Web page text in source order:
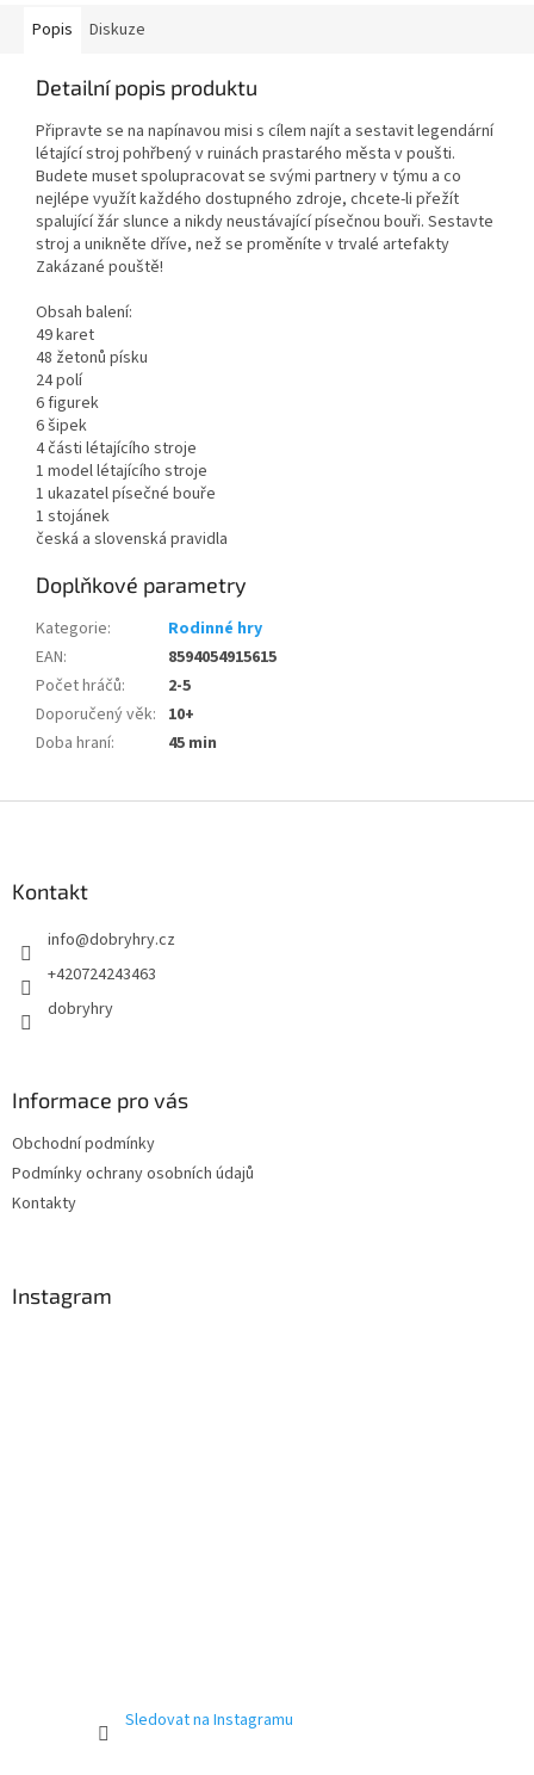
Popis Diskuze
Detailní popis produktu
Připravte se na napínavou misi s cílem najít a sestavit legendární
létající stroj pohřbený v ruinách prastarého města v poušti.
Budete muset spolupracovat se svými partnery v týmu a co
nejlépe využít každého dostupného zdroje, chcete-li přežít
spalující žár slunce a nikdy neustávající písečnou bouři. Sestavte
stroj a unikněte dříve, než se proměníte v trvalé artefakty
Zakázané pouště!
Obsah balení:
49 karet
48 žetonů písku
24 polí
6 figurek
6 šipek
4 části létajícího stroje
1 model létajícího stroje
1 ukazatel písečné bouře
1 stojánek
česká a slovenská pravidla
Doplňkové parametry
Kategorie:
Rodinné hry
EAN:
8594054915615
Počet hráčů:
2-5
Doporučený věk: 10+
Doba hraní: 45 min
Kontakt
info@dobryhry.cz
+420724243463
dobryhry
Informace pro vás
Obchodní podmínky
Podmínky ochrany osobních údajů
Kontakty
Instagram
Sledovat na Instagramu